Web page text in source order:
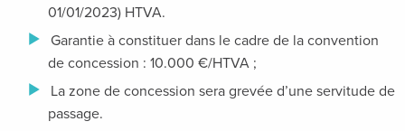
01/01/2023) HTVA.
Garantie à constituer dans le cadre de la convention
de concession : 10.000 €/HTVA ;
La zone de concession sera grevée d’une servitude de
passage.